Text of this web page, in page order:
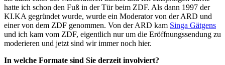
hatte ich schon den Fuß in der Tür beim ZDF. Als dann 1997 der
KI.KA gegründet wurde, wurde ein Moderator von der ARD und
einer von dem ZDF genommen. Von der ARD kam Singa Gätgens
und ich kam vom ZDF, eigentlich nur um die Eröffnungssendung zu
moderieren und jetzt sind wir immer noch hier.
In welche Formate sind Sie derzeit involviert?